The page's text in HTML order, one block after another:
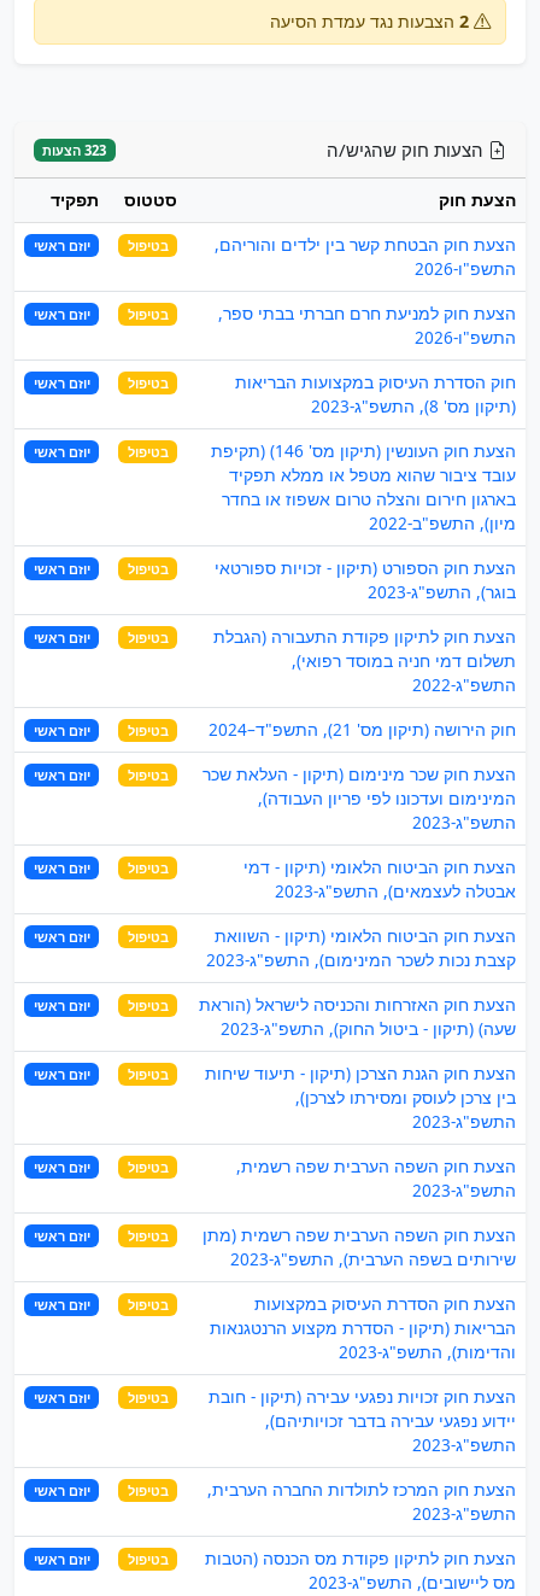
2 הצבעות נגד עמדת הסיעה
הצעות חוק שהגיש/ה 323 הצעות
הצעת חוק סטטוס
תפקיד
הצעת חוק הבטחת קשר בין ילדים והוריהם,
התשפ"ו-2026
בטיפול יוזם ראשי
הצעת חוק למניעת חרם חברתי בבתי ספר,
התשפ"ו-2026
בטיפול יוזם ראשי
חוק הסדרת העיסוק במקצועות הבריאות
(תיקון מס' 8), התשפ"ג-2023
בטיפול יוזם ראשי
הצעת חוק העונשין (תיקון מס' 146) (תקיפת
עובד ציבור שהוא מטפל או ממלא תפקיד
בארגון חירום והצלה טרום אשפוז או בחדר
מיון), התשפ"ב-2022
בטיפול יוזם ראשי
הצעת חוק הספורט (תיקון - זכויות ספורטאי
בוגר), התשפ"ג-2023
בטיפול יוזם ראשי
הצעת חוק לתיקון פקודת התעבורה (הגבלת
תשלום דמי חניה במוסד רפואי),
התשפ"ג-2022
בטיפול יוזם ראשי
חוק הירושה (תיקון מס' 21), התשפ"ד–2024 בטיפול יוזם ראשי
הצעת חוק שכר מינימום (תיקון - העלאת שכר
המינימום ועדכונו לפי פריון העבודה),
התשפ"ג-2023
בטיפול יוזם ראשי
הצעת חוק הביטוח הלאומי (תיקון - דמי
אבטלה לעצמאים), התשפ"ג-2023
בטיפול יוזם ראשי
הצעת חוק הביטוח הלאומי (תיקון - השוואת
קצבת נכות לשכר המינימום), התשפ"ג-2023
בטיפול יוזם ראשי
הצעת חוק האזרחות והכניסה לישראל (הוראת
שעה) (תיקון - ביטול החוק), התשפ"ג-2023
בטיפול יוזם ראשי
הצעת חוק הגנת הצרכן (תיקון - תיעוד שיחות
בין צרכן לעוסק ומסירתו לצרכן),
התשפ"ג-2023
בטיפול יוזם ראשי
הצעת חוק השפה הערבית שפה רשמית,
התשפ"ג-2023
בטיפול יוזם ראשי
הצעת חוק השפה הערבית שפה רשמית (מתן
שירותים בשפה הערבית), התשפ"ג-2023
בטיפול יוזם ראשי
הצעת חוק הסדרת העיסוק במקצועות
הבריאות (תיקון - הסדרת מקצוע הרנטגנאות
והדימות), התשפ"ג-2023
בטיפול יוזם ראשי
הצעת חוק זכויות נפגעי עבירה (תיקון - חובת
יידוע נפגעי עבירה בדבר זכויותיהם),
התשפ"ג-2023
בטיפול יוזם ראשי
הצעת חוק המרכז לתולדות החברה הערבית,
התשפ"ג-2023
בטיפול יוזם ראשי
הצעת חוק לתיקון פקודת מס הכנסה (הטבות
מס ליישובים), התשפ"ג-2023
בטיפול יוזם ראשי